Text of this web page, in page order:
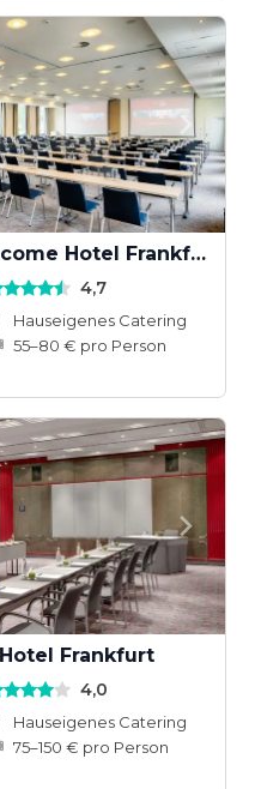
Best Western Plus Welcome Hotel Frankfurt
4,7
Hauseigenes Catering
55–80 € pro Person
Frankfurt
4,0
Hauseigenes Catering
75–150 € pro Person